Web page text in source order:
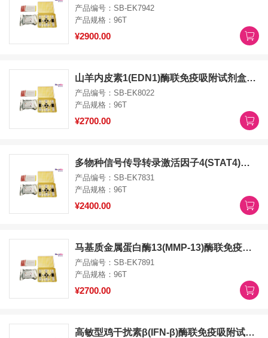
产品编号：SB-EK7942
产品规格：96T
¥2900.00
山羊内皮素1(EDN1)酶联免疫吸附试剂盒EDN1 ELISA Kit
产品编号：SB-EK8022
产品规格：96T
¥2700.00
多物种信号传导转录激活因子4(STAT4)酶联免疫吸附试剂盒STAT4 ELISA Kit
产品编号：SB-EK7831
产品规格：96T
¥2400.00
马基质金属蛋白酶13(MMP-13)酶联免疫吸附试剂盒MMP13 ELISA Kit
产品编号：SB-EK7891
产品规格：96T
¥2700.00
高敏型鸡干扰素β(IFN-β)酶联免疫吸附试剂盒High Sensitive IFNb ELISA Kit